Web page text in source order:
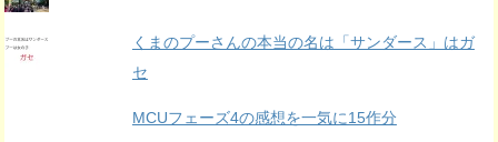
くまのプーさんの本当の名は「サンダース」はガ
セ
MCUフェーズ4の感想を一気に15作分